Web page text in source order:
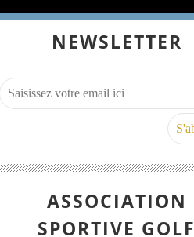
NEWSLETTER
ASSOCIATION
SPORTIVE GOLF